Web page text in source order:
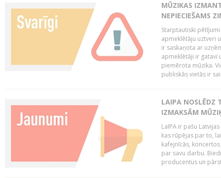
MŪZIKAS
NEPIECIEŠAMS
Starptautiski
apmeklētāju uztveri
ir saskaņota ar
apmeklētāji ir gatavi
piemērota mūzika.
publiskās vietās ir
LAIPA NOSLĒDZ
IZMAKSĀM
LaIPA ir pašu
kas rūpējas par to,
kafejnīcās,
par savu darbu.
producentus un